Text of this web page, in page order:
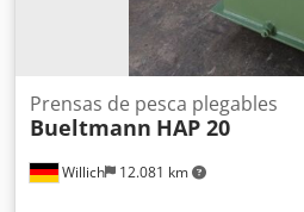
Willich 12.081 km
Prensas de pesca plegables
Bueltmann HAP 20